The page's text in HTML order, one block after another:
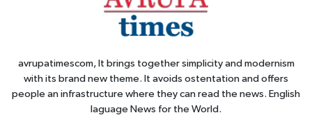
avrupatimescom, It brings together simplicity and modernism
with its brand new theme. It avoids ostentation and offers
people an infrastructure where they can read the news. English
laguage News for the World.